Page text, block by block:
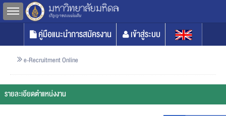
Toggle sidebar
คู่มือแนะนำการสมัครงาน
เข้าสู่ระบบ
e-Recruitment Online
รายละเอียดตำแหน่งงาน